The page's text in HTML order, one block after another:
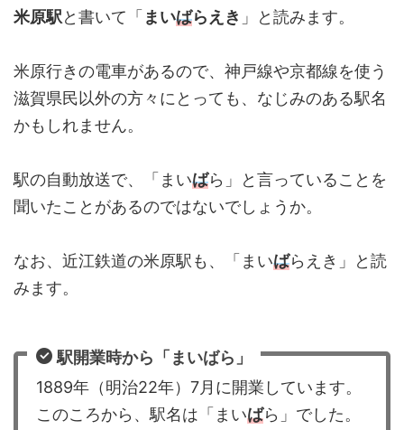
米原駅と書いて「まいばらえき 」と読みます。
米原行きの電車があるので、神戸線や京都線を使う
滋賀県民以外の方々にとっても、なじみのある駅名
かもしれません。
駅の自動放送で、「まいばら」と言っていることを
聞いたことがあるのではないでしょうか。
なお、近江鉄道の米原駅も、「まいばらえき」と読
みます。
駅開業時から「まいばら」
1889年（明治22年）7月に開業しています。
このころから、駅名は「まいばら」でした。